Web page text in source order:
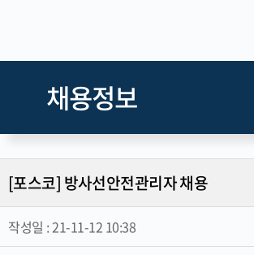
채용정보
[포스코] 방사선안전관리자 채용
작성일 :21-11-12 10:38